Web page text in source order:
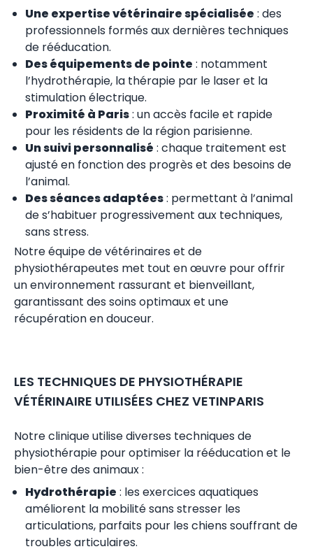
Une expertise vétérinaire spécialisée : des
professionnels formés aux dernières techniques
de rééducation.
Des équipements de pointe : notamment
l’hydrothérapie, la thérapie par le laser et la
stimulation électrique.
Proximité à Paris: un accès facile et rapide
pour les résidents de la région parisienne.
Un suivi personnalisé : chaque traitement est
ajusté en fonction des progrès et des besoins de
l’animal.
Des séances adaptées: permettant à l’animal
de s’habituer progressivement aux techniques,
sans stress.
Notre équipe de vétérinaires et de
physiothérapeutes met tout en œuvre pour offrir
un environnement rassurant et bienveillant,
garantissant des soins optimaux et une
récupération en douceur.
LES TECHNIQUES DE PHYSIOTHÉRAPIE
VÉTÉRINAIRE UTILISÉES CHEZ VETINPARIS
Notre clinique utilise diverses techniques de
physiothérapie pour optimiser la rééducation et le
bien-être des animaux :
Hydrothérapie : les exercices aquatiques
améliorent la mobilité sans stresser les
articulations, parfaits pour les chiens souffrant de
troubles articulaires.